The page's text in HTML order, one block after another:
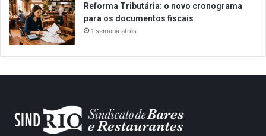
Reforma Tributária: o novo cronograma
para os documentos fiscais
1 semana atrás